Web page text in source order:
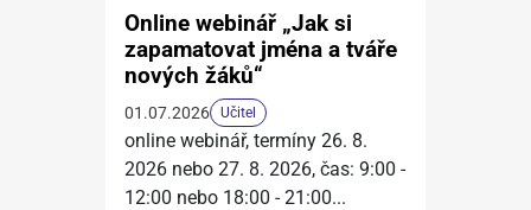
Online webinář „Jak si
zapamatovat jména a tváře
nových žáků“
01.07.2026 Učitel
online webinář, termíny 26. 8.
2026 nebo 27. 8. 2026, čas: 9:00 -
12:00 nebo 18:00 - 21:00...